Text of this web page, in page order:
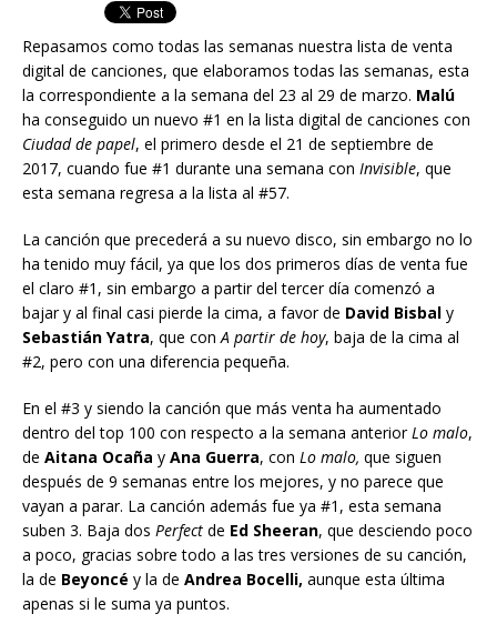
Repasamos como todas las semanas nuestra lista de venta
digital de canciones, que elaboramos todas las semanas, esta
la correspondiente a la semana del 23 al 29 de marzo. Malú
ha conseguido un nuevo #1 en la lista digital de canciones con
Ciudad de papel, el primero desde el 21 de septiembre de
2017, cuando fue #1 durante una semana con Invisible, que
esta semana regresa a la lista al #57.
La canción que precederá a su nuevo disco, sin embargo no lo
ha tenido muy fácil, ya que los dos primeros días de venta fue
el claro #1, sin embargo a partir del tercer día comenzó a
bajar y al final casi pierde la cima, a favor de David Bisbal y
Sebastián Yatra, que conA partir de hoy, baja de la cima al
#2, pero con una diferencia pequeña.
En el #3 y siendo la canción que más venta ha aumentado
dentro del top 100 con respecto a la semana anteriorLo malo,
de Aitana Ocaña y Ana Guerra, con Lo malo, que siguen
después de 9 semanas entre los mejores, y no parece que
vayan a parar. La canción además fue ya #1, esta semana
suben 3. Baja dos Perfect de Ed Sheeran, que desciendo poco
a poco, gracias sobre todo a las tres versiones de su canción,
la de Beyoncé y la de Andrea Bocelli, aunque esta última
apenas si le suma ya puntos.